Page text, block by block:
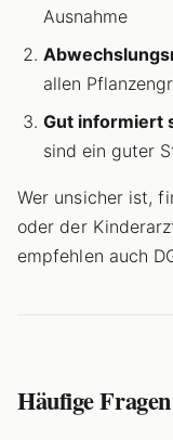
Ausnahme
allen
Gut informiert
sind ein guter
Wer unsicher ist,
oder der
empfehlen auch
Häufige Fragen